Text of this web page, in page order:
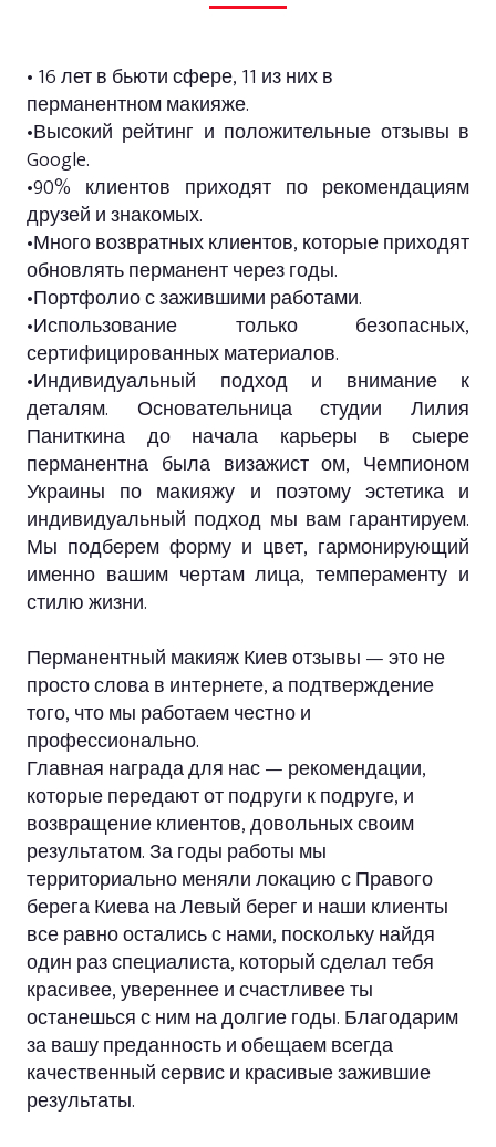
• 16 лет в бьюти сфере, 11 из них в
перманентном макияже.
•Высокий рейтинг и положительные отзывы в
Google.
•90% клиентов приходят по рекомендациям
друзей и знакомых.
•Много возвратных клиентов, которые приходят
обновлять перманент через годы.
•Портфолио с зажившими работами.
•Использование только безопасных,
сертифицированных материалов.
•Индивидуальный подход и внимание к
деталям. Основательница студии Лилия
Паниткина до начала карьеры в сыере
перманентна была визажист ом, Чемпионом
Украины по макияжу и поэтому эстетика и
индивидуальный подход мы вам гарантируем.
Мы подберем форму и цвет, гармонирующий
именно вашим чертам лица, темпераменту и
стилю жизни.
Перманентный макияж Киев отзывы — это не
просто слова в интернете, а подтверждение
того, что мы работаем честно и
профессионально.
Главная награда для нас — рекомендации,
которые передают от подруги к подруге, и
возвращение клиентов, довольных своим
результатом. За годы работы мы
территориально меняли локацию с Правого
берега Киева на Левый берег и наши клиенты
все равно остались с нами, поскольку найдя
один раз специалиста, который сделал тебя
красивее, увереннее и счастливее ты
останешься с ним на долгие годы. Благодарим
за вашу преданность и обещаем всегда
качественный сервис и красивые зажившие
результаты.